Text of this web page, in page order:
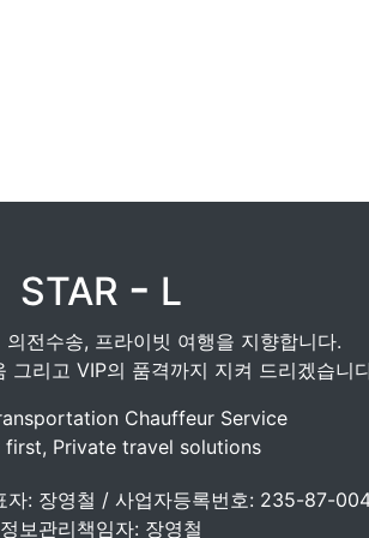
STAR - L
전수송, 프라이빗 여행을 지향합니다.
그리고 VIP의 품격까지 지켜 드리겠습니
Chauffeur Service
first, Private travel solutions
자: 장영철 / 사업자등록번호: 235-87-
정보관리책임자: 장영철